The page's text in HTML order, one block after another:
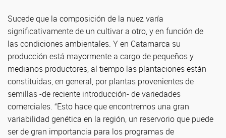
Sucede que la composición de la nuez varía
significativamente de un cultivar a otro, y en función de
las condiciones ambientales. Y en Catamarca su
producción está mayormente a cargo de pequeños y
medianos productores, al tiempo las plantaciones están
constituidas, en general, por plantas provenientes de
semillas -de reciente introducción- de variedades
comerciales. “Esto hace que encontremos una gran
variabilidad genética en la región, un reservorio que puede
ser de gran importancia para los programas de